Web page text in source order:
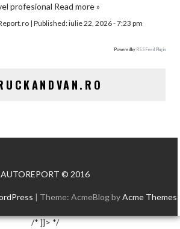
profesional Read more »
| Published:iulie 22, 2026 - 7:23 pm
Powered by RSS Feed Plugin
AUTOREPORT © 2016
| Theme: AcmeBlog byAcme Themes
/* ]]> */